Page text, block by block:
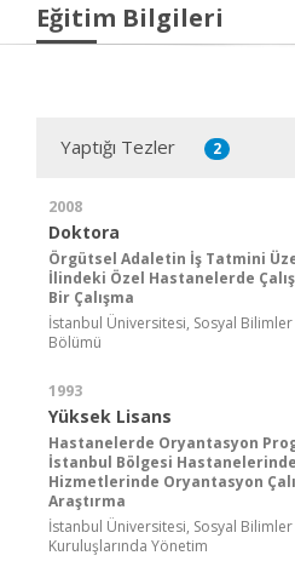
Eğitim Bilgileri
Yaptığı Tezler 2
2008
Doktora
Örgütsel Adaletin İş Tatmini
İlindeki Özel Hastanelerde
Bir Çalışma
İstanbul Üniversitesi, Sosyal
Bölümü
1993
Yüksek Lisans
Hastanelerde Oryantasyon
İstanbul Bölgesi
Hizmetlerinde Oryantasyon
Araştırma
İstanbul Üniversitesi, Sosyal Bilimler
Kuruluşlarında Yönetim